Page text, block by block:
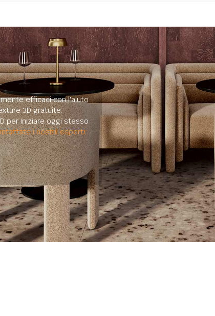
efficaci con l'aiuto
3D gratuite.
per iniziare oggi stesso
i nostril esperti